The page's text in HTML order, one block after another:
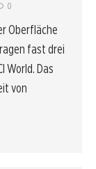
0
Oberfläche
fast drei
World. Das
von